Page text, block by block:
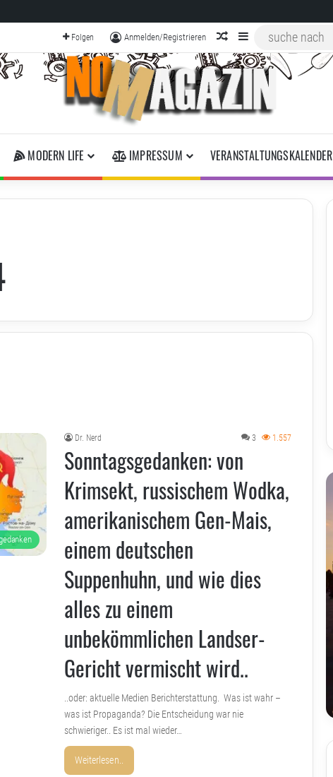
Folgen Anmelden/Registrieren zufälliger Artikel
Sidebar
MODERN LIFE IMPRESSUM VERANSTALTUNGSKALENDER
Dr. Nerd 3 1.557
Sonntagsgedanken: von
Krimsekt, russischem Wodka,
amerikanischem Gen-Mais,
einem deutschen
Suppenhuhn, und wie dies
alles zu einem
unbekömmlichen Landser-
Gericht vermischt wird..
..oder: aktuelle Medien Berichterstattung. Was ist wahr –
was ist Propaganda? Die Entscheidung war nie
schwieriger.. Es ist mal wieder…
Weiterlesen..